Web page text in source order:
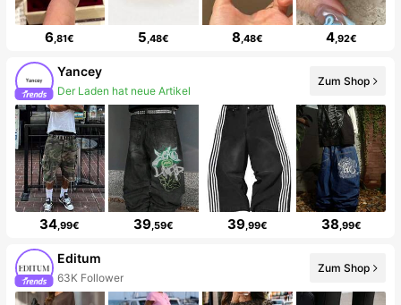
6 ,81€ 5 ,48€ 8 ,48€ 4,92€
Yancey
Der Laden hat neue Artikel
Zum Shop
34,99€ 39,59€ 39,99€ 38,99€
Editum
63K Follower
Zum Shop